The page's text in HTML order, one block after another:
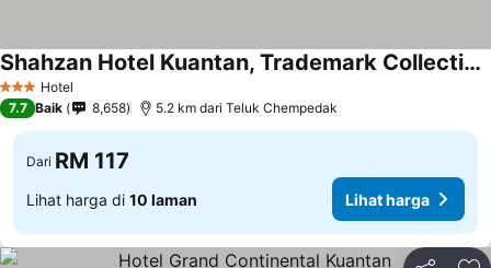
3 BintangHotel
Shahzan Hotel Kuantan, Trademark Collection by Wyndham
Lihat harga
7.7 Baik 8,658 5.2 km dari Teluk Chempedak
Dari RM 117
Lihat harga di 10 laman Lihat harga